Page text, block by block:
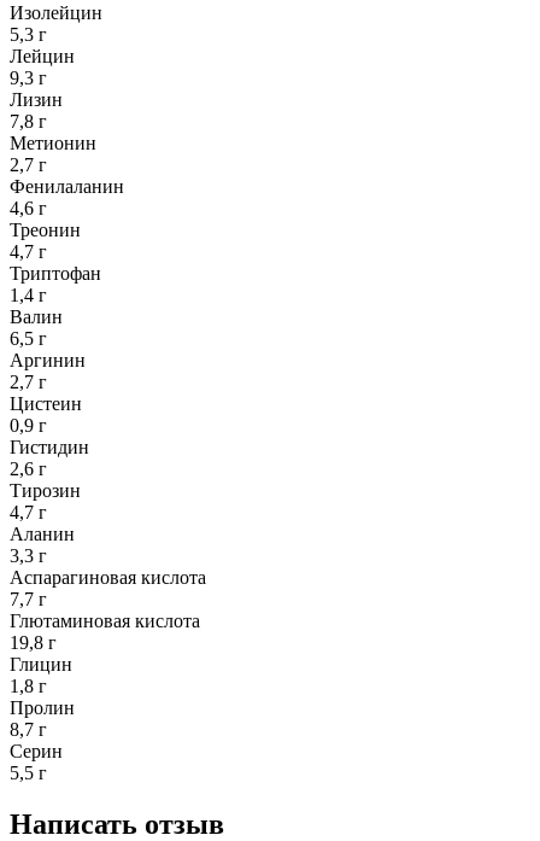
Изолейцин
5,3 г
Лейцин
9,3 г
Лизин
7,8 г
Метионин
2,7 г
Фенилаланин
4,6 г
Треонин
4,7 г
Триптофан
1,4 г
Валин
6,5 г
Аргинин
2,7 г
Цистеин
0,9 г
Гистидин
2,6 г
Тирозин
4,7 г
Аланин
3,3 г
Аспарагиновая кислота
7,7 г
Глютаминовая кислота
19,8 г
Глицин
1,8 г
Пролин
8,7 г
Серин
5,5 г
Написать отзыв